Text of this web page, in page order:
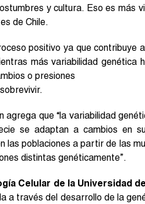
y cultura. Eso es más
de Chile.
positivo ya que contribuye
más variabilidad genética
o presiones
agrega que “la variabilidad
se adaptan a cambios en
las poblaciones a partir de las
distintas genéticamente”.
Celular de la Universidad
a través del desarrollo de la